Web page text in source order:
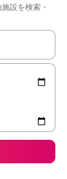
設を検索・
使って移動するか